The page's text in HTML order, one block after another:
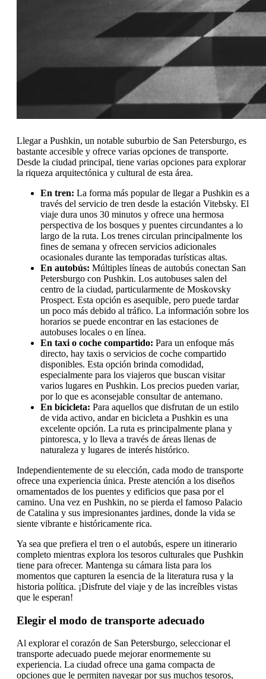
Llegar a Pushkin, un notable suburbio de San Petersburgo, es
bastante accesible y ofrece varias opciones de transporte.
Desde la ciudad principal, tiene varias opciones para explorar
la riqueza arquitectónica y cultural de esta área.
En tren: La forma más popular de llegar a Pushkin es a
través del servicio de tren desde la estación Vitebsky. El
viaje dura unos 30 minutos y ofrece una hermosa
perspectiva de los bosques y puentes circundantes a lo
largo de la ruta. Los trenes circulan principalmente los
fines de semana y ofrecen servicios adicionales
ocasionales durante las temporadas turísticas altas.
En autobús: Múltiples líneas de autobús conectan San
Petersburgo con Pushkin. Los autobuses salen del
centro de la ciudad, particularmente de Moskovsky
Prospect. Esta opción es asequible, pero puede tardar
un poco más debido al tráfico. La información sobre los
horarios se puede encontrar en las estaciones de
autobuses locales o en línea.
En taxi o coche compartido: Para un enfoque más
directo, hay taxis o servicios de coche compartido
disponibles. Esta opción brinda comodidad,
especialmente para los viajeros que buscan visitar
varios lugares en Pushkin. Los precios pueden variar,
por lo que es aconsejable consultar de antemano.
En bicicleta: Para aquellos que disfrutan de un estilo
de vida activo, andar en bicicleta a Pushkin es una
excelente opción. La ruta es principalmente plana y
pintoresca, y lo lleva a través de áreas llenas de
naturaleza y lugares de interés histórico.
Independientemente de su elección, cada modo de transporte
ofrece una experiencia única. Preste atención a los diseños
ornamentados de los puentes y edificios que pasa por el
camino. Una vez en Pushkin, no se pierda el famoso Palacio
de Catalina y sus impresionantes jardines, donde la vida se
siente vibrante e históricamente rica.
Ya sea que prefiera el tren o el autobús, espere un itinerario
completo mientras explora los tesoros culturales que Pushkin
tiene para ofrecer. Mantenga su cámara lista para los
momentos que capturen la esencia de la literatura rusa y la
historia política. ¡Disfrute del viaje y de las increíbles vistas
que le esperan!
Elegir el modo de transporte adecuado
Al explorar el corazón de San Petersburgo, seleccionar el
transporte adecuado puede mejorar enormemente su
experiencia. La ciudad ofrece una gama compacta de
opciones que le permiten navegar por sus muchos tesoros,